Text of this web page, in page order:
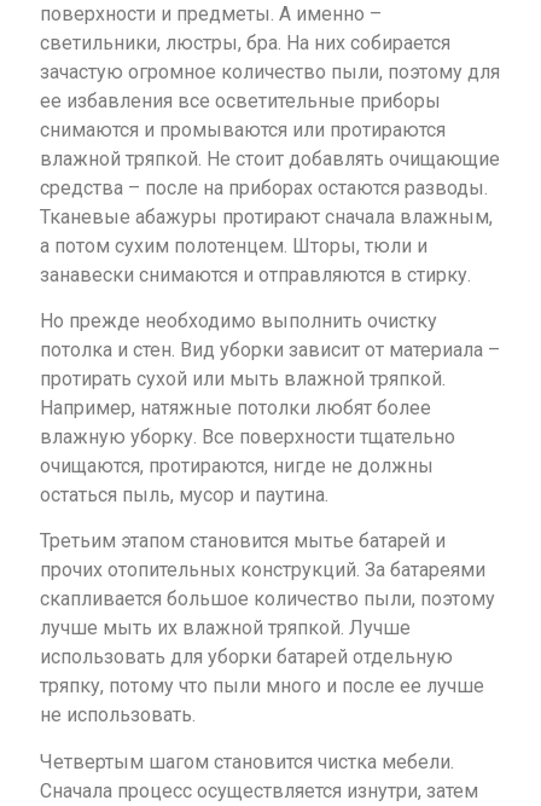
поверхности и предметы. А именно –
светильники, люстры, бра. На них собирается
зачастую огромное количество пыли, поэтому для
ее избавления все осветительные приборы
снимаются и промываются или протираются
влажной тряпкой. Не стоит добавлять очищающие
средства – после на приборах остаются разводы.
Тканевые абажуры протирают сначала влажным,
а потом сухим полотенцем. Шторы, тюли и
занавески снимаются и отправляются в стирку.
Но прежде необходимо выполнить очистку
потолка и стен. Вид уборки зависит от материала –
протирать сухой или мыть влажной тряпкой.
Например, натяжные потолки любят более
влажную уборку. Все поверхности тщательно
очищаются, протираются, нигде не должны
остаться пыль, мусор и паутина.
Третьим этапом становится мытье батарей и
прочих отопительных конструкций. За батареями
скапливается большое количество пыли, поэтому
лучше мыть их влажной тряпкой. Лучше
использовать для уборки батарей отдельную
тряпку, потому что пыли много и после ее лучше
не использовать.
Четвертым шагом становится чистка мебели.
Сначала процесс осуществляется изнутри, затем